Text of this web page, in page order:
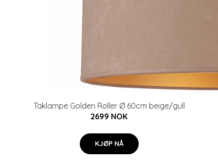
Taklampe Golden Roller Ø 60cm beige/gull
2699 NOK
KJØP NÅ